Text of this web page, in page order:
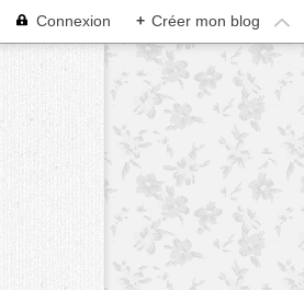
Connexion + Créer mon blog